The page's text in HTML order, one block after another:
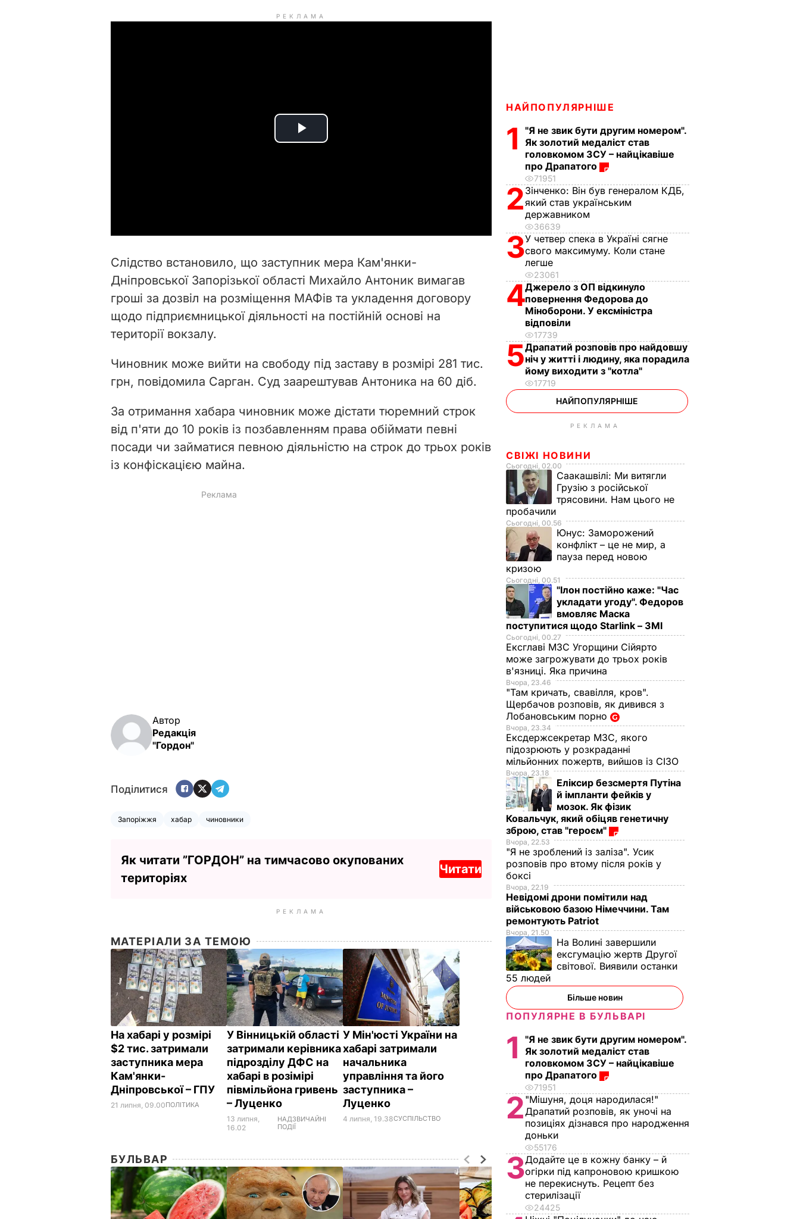
РЕКЛАМА
P
i
d
o
Слідство встановило, що заступник мера Кам'янки-
Дніпровської Запорізької області Михайло Антоник вимагав
гроші за дозвіл на розміщення МАФів та укладення договору
щодо підприємницької діяльності на постійній основі на
території вокзалу.
Чиновник може вийти на свободу під заставу в розмірі 281 тис.
грн, повідомила Сарган. Суд заарештував Антоника на 60 діб.
За отримання хабара чиновник може дістати тюремний строк
від п'яти до 10 років із позбавленням права обіймати певні
посади чи займатися певною діяльністю на строк до трьох років
із конфіскацією майна.
Автор
Редакція
"Гордон"
Поділитися
Запоріжжя хабар чиновники
Як читати ”ГОРДОН” на тимчасово окупованих
територіях
Читати
РЕКЛАМА
МАТЕРІАЛИ ЗА ТЕМОЮ
На хабарі у розмірі
$2 тис. затримали
заступника мера
Кам'янки-
Дніпровської – ГПУ
21 липня, 09.00ПОЛІТИКА
У Вінницькій області
затримали керівника
підрозділу ДФС на
хабарі в розімірі
півмільйона гривень
– Луценко
13 липня,
16.02
НАДЗВИЧАЙНІ
ПОДІЇ
У Мін'юсті України на
хабарі затримали
начальника
управління та його
заступника –
Луценко
4 липня, 19.38СУСПІЛЬСТВО
БУЛЬВАР
НАЙПОПУЛЯРНІШЕ
1
"Я не звик бути другим номером".
Як золотий медаліст став
головкомом ЗСУ – найцікавіше
про Драпатого
71951
2 Зінченко: Він був генералом КДБ,
який став українським
державником
36639
3У четвер спека в Україні сягне
свого максимуму. Коли стане
легше
23061
4Джерело з ОП відкинуло
повернення Федорова до
Міноборони. У ексміністра
відповіли
17739
5Драпатий розповів про найдовшу
ніч у житті і людину, яка порадила
йому виходити з "котла"
17719
НАЙПОПУЛЯРНІШЕ
РЕКЛАМА
СВІЖІ НОВИНИ
Сьогодні, 02.00
Саакашвілі: Ми витягли
Грузію з російської
трясовини. Нам цього не
пробачили
Сьогодні, 00.56
Юнус: Заморожений
конфлікт – це не мир, а
пауза перед новою
кризою
Сьогодні, 00.51
"Ілон постійно каже: "Час
укладати угоду". Федоров
вмовляє Маска
поступитися щодо Starlink – ЗМІ
Сьогодні, 00.27
Ексглаві МЗС Угорщини Сійярто
може загрожувати до трьох років
в'язниці. Яка причина
Вчора, 23.46
"Там кричать, свавілля, кров".
Щербачов розповів, як дивився з
Лобановським порно
Вчора, 23.34
Ексдержсекретар МЗС, якого
підозрюють у розкраданні
мільйонних пожертв, вийшов із СІЗО
Вчора, 23.18
Еліксир безсмертя Путіна
й імпланти фейків у
мозок. Як фізик
Ковальчук, який обіцяв генетичну
зброю, став "героєм"
Вчора, 22.53
"Я не зроблений із заліза". Усик
розповів про втому після років у
боксі
Вчора, 22.19
Невідомі дрони помітили над
військовою базою Німеччини. Там
ремонтують Patriot
Вчора, 21.50
На Волині завершили
ексгумацію жертв Другої
світової. Виявили останки
55 людей
Більше новин
ПОПУЛЯРНЕ В БУЛЬВАРІ
1
"Я не звик бути другим номером".
Як золотий медаліст став
головкомом ЗСУ – найцікавіше
про Драпатого
71951
2 "Мішуня, доця народилася!"
Драпатий розповів, як уночі на
позиціях дізнався про народження
доньки
55176
3Додайте це в кожну банку – й
огірки під капроновою кришкою
не перекиснуть. Рецепт без
стерилізації
24425